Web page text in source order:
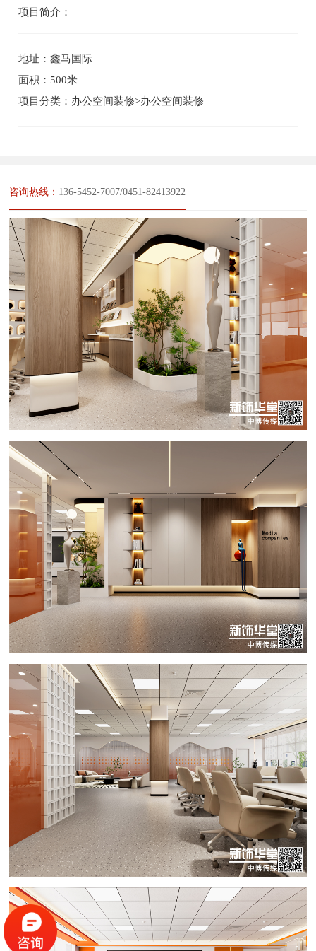
项目简介：
地址：鑫马国际
面积：500米
项目分类：办公空间装修>办公空间装修
咨询热线： 136-5452-7007/0451-82413922